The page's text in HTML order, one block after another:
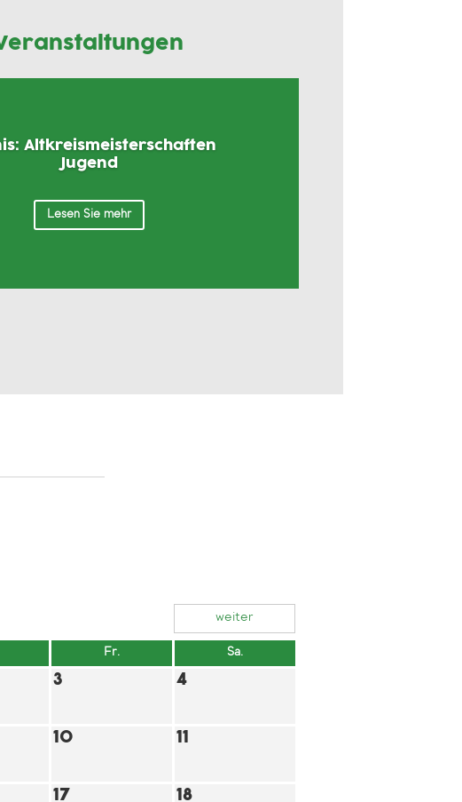
Altkreismeisterschaften
Jugend
Lesen Sie mehr
weiter
Fr. Sa.
3 4
10 11
17 18